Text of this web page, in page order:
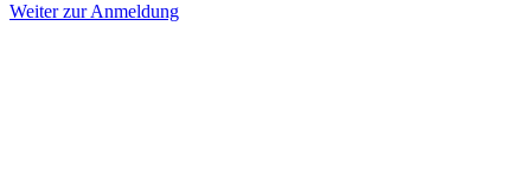
Weiter zur Anmeldung